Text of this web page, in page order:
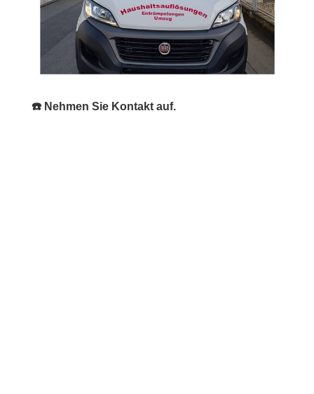
☎️ Nehmen Sie Kontakt auf.